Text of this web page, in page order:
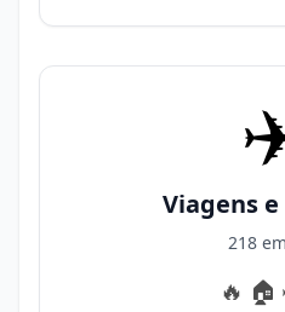
Viagens
218
🔥 🏠️